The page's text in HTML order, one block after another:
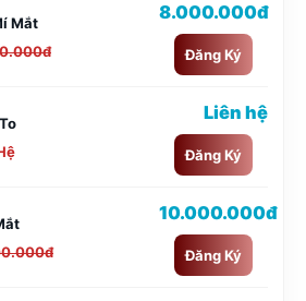
Mắt
8.000.000đ
Đăng Ký
Liên hệ
Đăng Ký
10.000.000đ
Đăng Ký